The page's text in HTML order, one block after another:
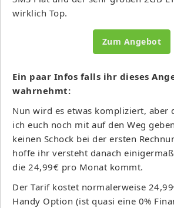
wirklich Top.
Zum Angebot
Ein paar Infos falls ihr dieses
wahrnehmt:
Nun wird es etwas kompliziert, aber
ich euch noch mit auf den Weg
keinen Schock bei der ersten
hoffe ihr versteht danach
die 24,99€ pro Monat kommt.
Der Tarif kostet normalerweise
Handy Option (ist quasi eine 0%